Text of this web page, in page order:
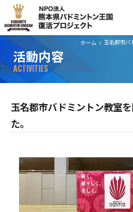
ホーム
活動内容
ACTIVITIES
玉名郡市バドミントン教室
た。
ホーム
ごあいさつ
プロジェクトについて
寄付・支援する